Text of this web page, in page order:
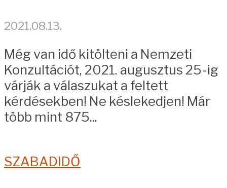
2021.08.13.
Még van idő kitölteni a Nemzeti
Konzultációt, 2021. augusztus 25-ig
várják a válaszukat a feltett
kérdésekben! Ne késlekedjen! Már
több mint 875...
SZABADIDŐ